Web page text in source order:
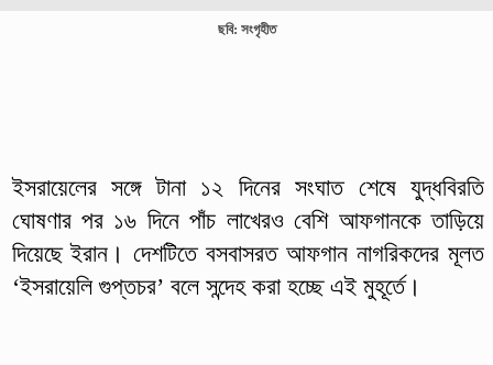
ছবি: সংগৃহীত
ইসরায়েলের সঙ্গে টানা ১২ দিনের সংঘাত শেষে যুদ্ধবিরতি
ঘোষণার পর ১৬ দিনে পাঁচ লাখেরও বেশি আফগানকে তাড়িয়ে
দিয়েছে ইরান। দেশটিতে বসবাসরত আফগান নাগরিকদের মূলত
‘ইসরায়েলি গুপ্তচর’ বলে সন্দেহ করা হচ্ছে এই মুহূর্তে।